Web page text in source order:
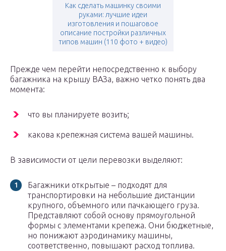
Как сделать машинку своими
руками: лучшие идеи
изготовления и пошаговое
описание постройки различных
типов машин (110 фото + видео)
Прежде чем перейти непосредственно к выбору
багажника на крышу ВАЗа, важно четко понять два
момента:
что вы планируете возить;
какова крепежная система вашей машины.
В зависимости от цели перевозки выделяют:
Багажники открытые – подходят для
транспортировки на небольшие дистанции
крупного, объемного или пачкающего груза.
Представляют собой основу прямоугольной
формы с элементами крепежа. Они бюджетные,
но понижают аэродинамику машины,
соответственно, повышают расход топлива.